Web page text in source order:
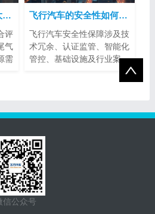
飞行汽车对环境影响大吗？
评
气
需
飞行汽车的安全性如何得到保障？
飞行汽车安全性保障涉及技
术冗余、认证监管、智能化
管控、基础设施及行业案
信公众号